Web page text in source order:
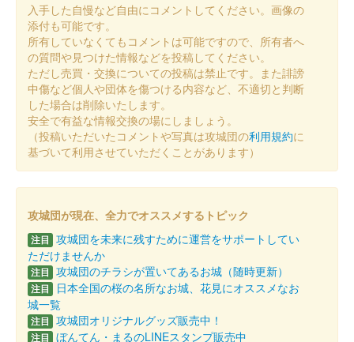
入手した自慢など自由にコメントしてください。画像の
添付も可能です。
所有していなくてもコメントは可能ですので、所有者へ
の質問や見つけた情報などを投稿してください。
ただし売買・交換についての投稿は禁止です。また誹謗
中傷など個人や団体を傷つける内容など、不適切と判断
した場合は削除いたします。
安全で有益な情報交換の場にしましょう。
（投稿いただいたコメントや写真は攻城団の利用規約に
基づいて利用させていただくことがあります）
攻城団が現在、全力でオススメするトピック
注目 攻城団を未来に残すために運営をサポートしてい
ただけませんか
注目 攻城団のチラシが置いてあるお城（随時更新）
注目
日本全国の桜の名所なお城、花見にオススメなお
城一覧
注目 攻城団オリジナルグッズ販売中！
注目 ぼんてん・まるのLINEスタンプ販売中